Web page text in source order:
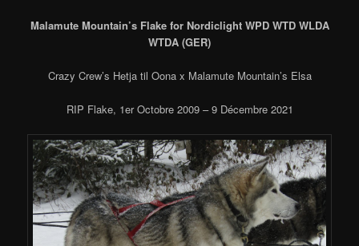
Malamute Mountain’s Flake for Nordiclight WPD WTDWLDA
WTDA (GER)
Crazy Crew’s Hetja til Oona x Malamute Mountain’s Elsa
RIP Flake, 1er Octobre 2009 – 9 Décembre 2021